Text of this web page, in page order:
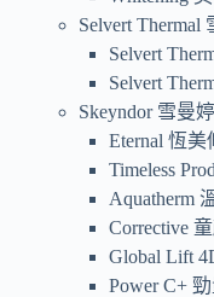
Selvert Thermal
Selvert
Selvert
Skeyndor 雪曼婷
Eternal 恆美
Timeless
Aquatherm
Corrective
Global Lift
Power C+